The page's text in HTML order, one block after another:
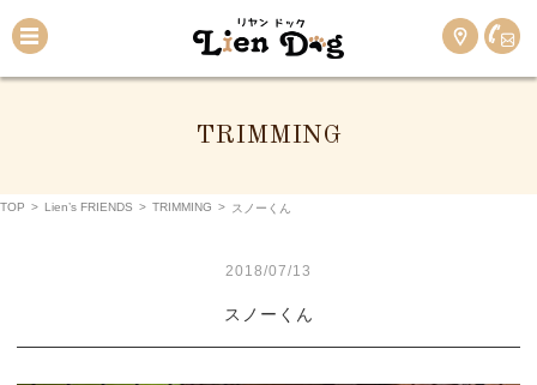
TRIMMING
TOP > Lien’s FRIENDS > TRIMMING > スノーくん
2018/07/13
スノーくん